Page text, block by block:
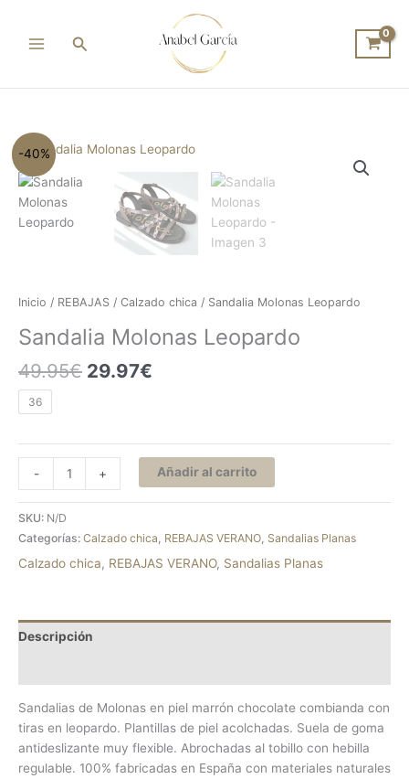
contenido
Buscar
-40%
Inicio / REBAJAS / Calzado chica / Sandalia Molonas Leopardo
Sandalia Molonas Leopardo
49.95€
El
original
era:
49.95€.
29.97€
El
actual
es:
29.97€.
36
-
Sandalia
Molonas
Leopardo
cantidad
+ Añadir al carrito
SKU: N/D
Categorías: Calzado chica, REBAJAS VERANO, Sandalias Planas
Calzado chica, REBAJAS VERANO, Sandalias Planas
Descripción
Sandalias de Molonas en piel marrón chocolate combianda con
tiras en leopardo. Plantillas de piel acolchadas. Suela de goma
antideslizante muy flexible. Abrochadas al tobillo con hebilla
regulable. 100% fabricadas en España con materiales naturales